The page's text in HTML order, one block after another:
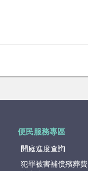
便民服務專區
開庭進度查詢
犯罪被害補償殯葬費